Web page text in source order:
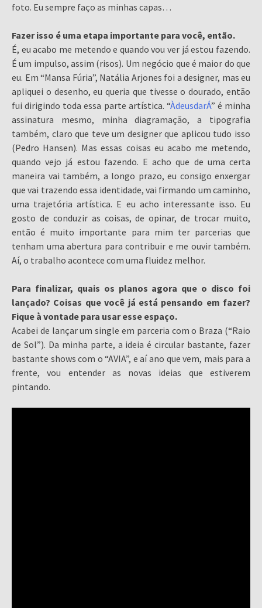
foto. Eu sempre faço as minhas capas…
Fazer isso é uma etapa importante para você, então.
É, eu acabo me metendo e quando vou ver já estou fazendo.
É um impulso, assim (risos). Um negócio que é maior do que
eu. Em “Mansa Fúria”, Natália Arjones foi a designer, mas eu
apliquei o desenho, eu queria que tivesse o dourado, então
fui dirigindo toda essa parte artística. “ÀdeusdarÁ” é minha
assinatura mesmo, minha diagramação, a tipografia
também, claro que teve um designer que aplicou tudo isso
(Pedro Hansen). Mas essas coisas eu acabo me metendo,
quando vejo já estou fazendo. E acho que de uma certa
maneira vai também, a longo prazo, eu consigo enxergar
que vai trazendo essa identidade, vai firmando um caminho,
uma trajetória artística. E eu acho interessante isso. Eu
gosto de conduzir as coisas, de opinar, de trocar muito,
então é muito importante para mim ter parcerias que
tenham uma abertura para contribuir e me ouvir também.
Aí, o trabalho acontece com uma fluidez melhor.
Para finalizar, quais os planos agora que o disco foi
lançado? Coisas que você já está pensando em fazer?
Fique à vontade para usar esse espaço.
Acabei de lançar um single em parceria com o Braza (“Raio
de Sol”). Da minha parte, a ideia é circular bastante, fazer
bastante shows com o “AVIA”, e aí ano que vem, mais para a
frente, vou entender as novas ideias que estiverem
pintando.